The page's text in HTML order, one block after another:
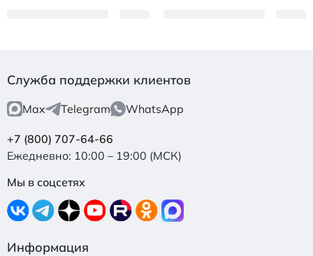
Служба поддержки клиентов
Max Telegram WhatsApp
+7 (800) 707-64-66
Ежедневно: 10:00 – 19:00 (МСК)
Мы в соцсетях
Информация